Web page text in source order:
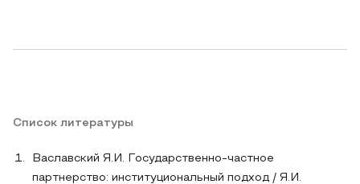
Список литературы
Ваславский Я.И. Государственно-частное
партнерство: институциональный подход / Я.И.